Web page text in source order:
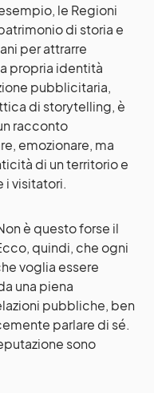
le Regioni
di storia e
per attrarre
propria identità
pubblicitaria,
di storytelling, è
racconto
emozionare, ma
di un territorio e
i visitatori.
è questo forse il
quindi, che ogni
voglia essere
una piena
pubbliche, ben
parlare di sé.
sono